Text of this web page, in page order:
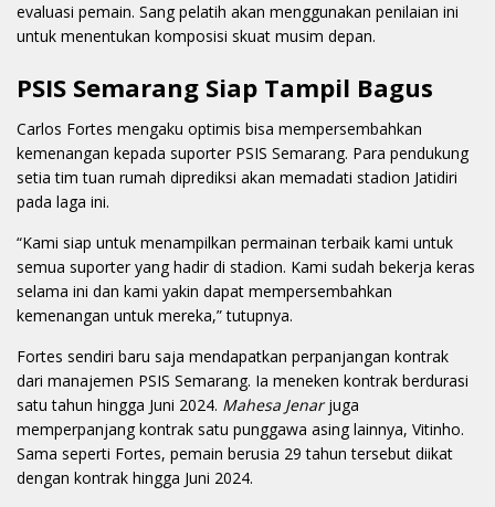
evaluasi pemain. Sang pelatih akan menggunakan penilaian ini
untuk menentukan komposisi skuat musim depan.
PSIS Semarang Siap Tampil Bagus
Carlos Fortes mengaku optimis bisa mempersembahkan
kemenangan kepada suporter PSIS Semarang. Para pendukung
setia tim tuan rumah diprediksi akan memadati stadion Jatidiri
pada laga ini.
“Kami siap untuk menampilkan permainan terbaik kami untuk
semua suporter yang hadir di stadion. Kami sudah bekerja keras
selama ini dan kami yakin dapat mempersembahkan
kemenangan untuk mereka,” tutupnya.
Fortes sendiri baru saja mendapatkan perpanjangan kontrak
dari manajemen PSIS Semarang. Ia meneken kontrak berdurasi
satu tahun hingga Juni 2024. Mahesa Jenarjuga
memperpanjang kontrak satu punggawa asing lainnya, Vitinho.
Sama seperti Fortes, pemain berusia 29 tahun tersebut diikat
dengan kontrak hingga Juni 2024.